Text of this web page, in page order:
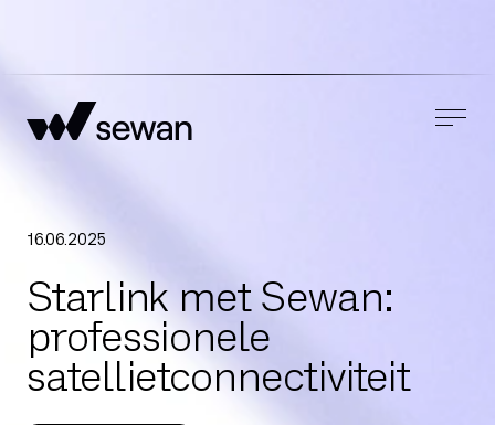
16.06.2025
Starlink met Sewan:
professionele
satellietconnectiviteit